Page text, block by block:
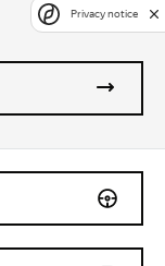
Privacy notice